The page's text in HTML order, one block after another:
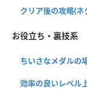
クリア後の攻略(
お役立ち・裏技系
ちいさなメダルの
効率の良いレベル